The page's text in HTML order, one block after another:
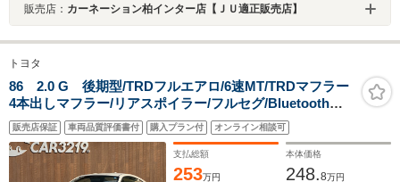
販売店： カーネーション柏インター店【ＪＵ適正販売店】
トヨタ
86 2.0 G 後期型/TRDフルエアロ/6速MT/TRDマフラー
4本出しマフラー/リアスポイラー/フルセグ/Bluetooth接
続/LEDヘッドライト/保証付き
販売店保証 車両品質評価書付 購入プラン付 オンライン相談可
支払総額
253万円
本体価格
248.8万円